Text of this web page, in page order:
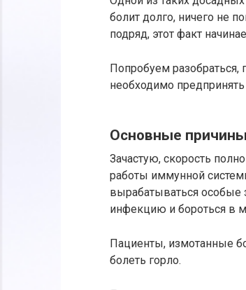
болит долго, ничего не
подряд, этот факт
Попробуем разобраться,
необходимо
Основные
Зачастую, скорость
работы иммунной
вырабатываться особые
инфекцию и бороться в
Пациенты, измотанные
болеть горло.